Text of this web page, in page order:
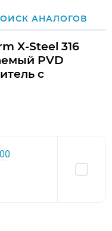
АНАЛОГОВ
X-Steel 316
PVD
с